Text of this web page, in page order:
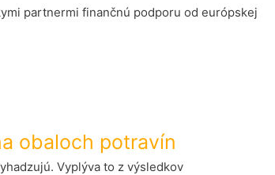
partnermi finančnú podporu od európskej
obaloch potravín
Vyplýva to z výsledkov